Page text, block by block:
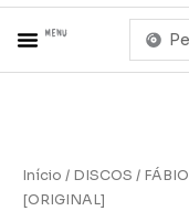
Menu
Início / DISCOS /
[ORIGINAL]